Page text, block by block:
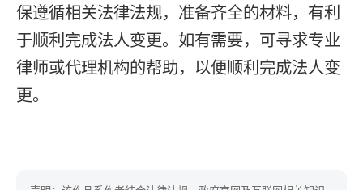
保遵循相关法律法规，准备齐全的材料，有利
于顺利完成法人变更。如有需要，可寻求专业
律师或代理机构的帮助，以便顺利完成法人变
更。